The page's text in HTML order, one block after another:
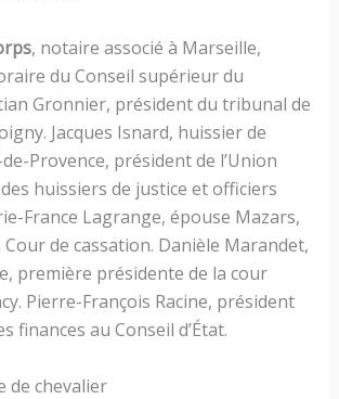
, notaire associé à Marseille,
du Conseil supérieur du
Gronnier, président du tribunal de
Jacques Isnard, huissier de
Provence, président de l’Union
huissiers de justice et officiers
France Lagrange, épouse Mazars,
de cassation. Danièle Marandet,
première présidente de la cour
Pierre-François Racine, président
finances au Conseil d’État.
de chevalier